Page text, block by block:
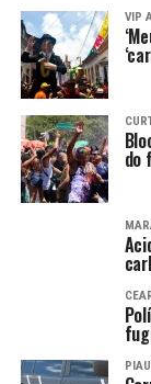
VIP
do
PIAUÍ